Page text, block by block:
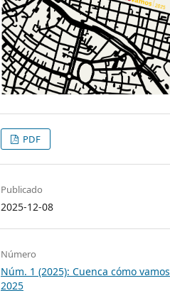
PDF
Publicado
2025-12-08
Número
Núm. 1 (2025): Cuenca cómo vamos
2025